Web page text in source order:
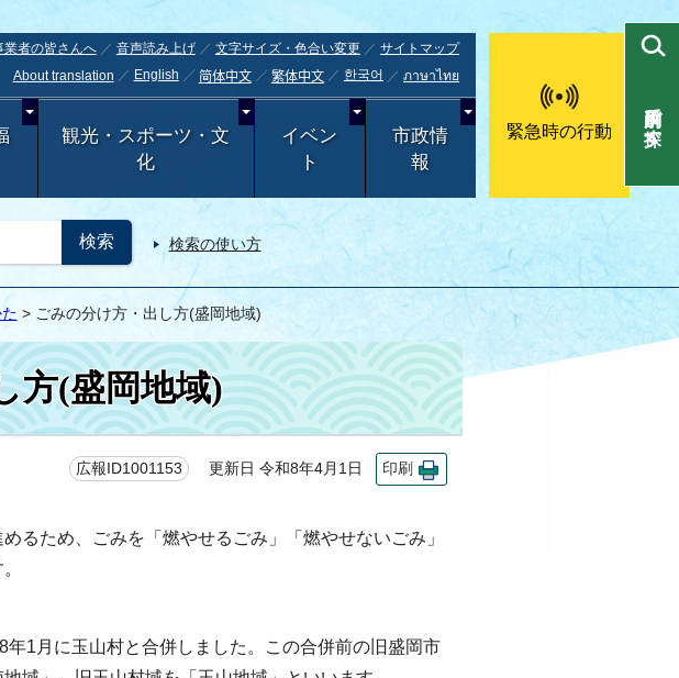
業者の皆さんへ 音声読み上げ 文字サイズ・色合い変更
サイトマップ
About translation
English 简体中文 繁体中文 한국어 ภาษาไทย
観光・スポーツ・文
化
イベン
ト
市政情
報
緊急時の行動
検索の使い方
目的別で探す
> ごみの分け方・出し方(盛岡地域)
方(盛岡地域)
広報ID1001153 更新日 令和8年4月1日 印刷
るため、ごみを「燃やせるごみ」「燃やせないごみ」
1月に玉山村と合併しました。この合併前の旧盛岡市